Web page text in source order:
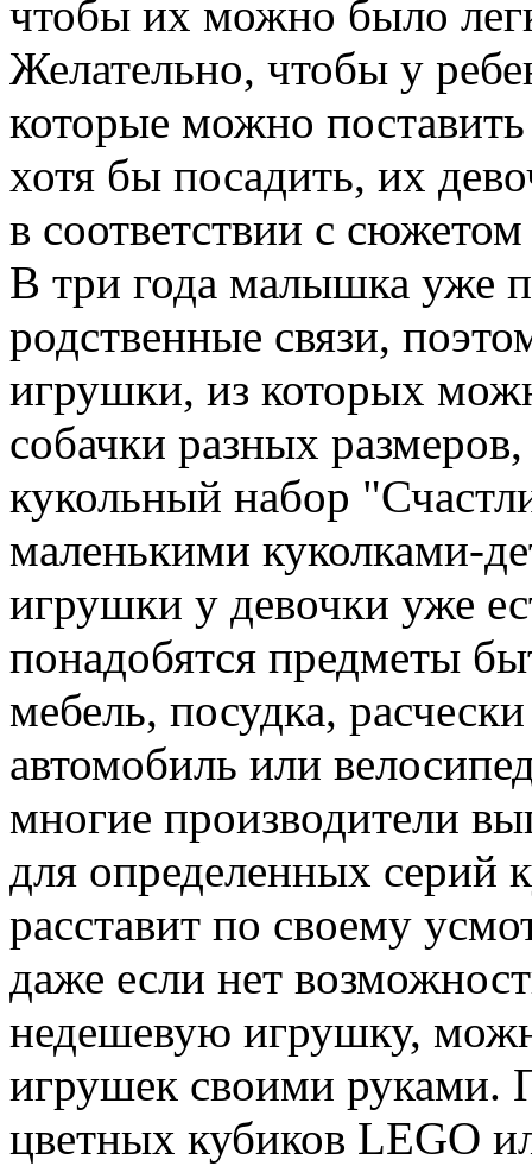
чтобы их можно было
Желательно, чтобы у
которые можно
хотя бы посадить, их
в соответствии с
В три года малышка уже
родственные связи,
игрушки, из которых
собачки разных
кукольный набор
маленькими куколками-
игрушки у девочки уже
понадобятся предметы
мебель, посудка,
автомобиль или
многие производители
для определенных серий
расставит по своему
даже если нет
недешевую игрушку,
игрушек своими руками.
цветных кубиков LEGO